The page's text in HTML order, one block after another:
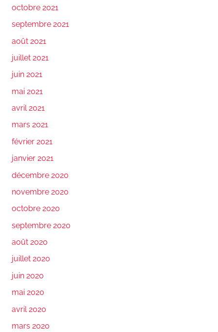
octobre 2021
septembre 2021
août 2021
juillet 2021
juin 2021
mai 2021
avril 2021
mars 2021
février 2021
janvier 2021
décembre 2020
novembre 2020
octobre 2020
septembre 2020
août 2020
juillet 2020
juin 2020
mai 2020
avril 2020
mars 2020